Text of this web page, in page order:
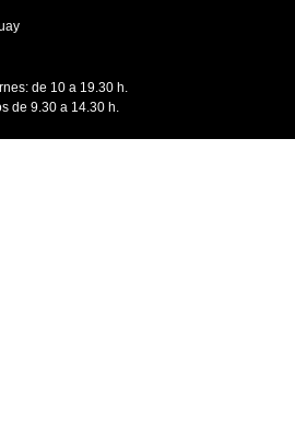
de 10 a 19.30 h.
de 9.30 a 14.30 h.